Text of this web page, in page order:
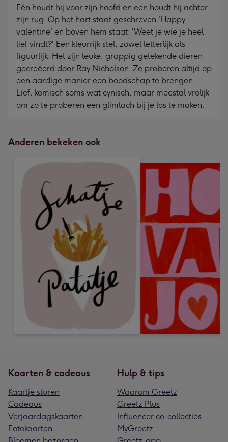
Eén houdt hij voor zijn hoofd en een houdt hij achter
zijn rug. Op het hart staat geschreven 'Happy
valentine' en boven hem staat: 'Weet je wie je heel
lief vindt?' Een kleurrijk stel, zowel letterlijk als
figuurlijk. Het zijn leuke, grappig getekende dieren
gecreëerd door Ray Nicholson. Ze proberen altijd op
een aardige manier een boodschap te brengen.
Lief, komisch soms wat cynisch, maar meestal vrolijk
om zo te proberen een glimlach bij je los te maken.
Anderen bekeken ook
Kaarten & cadeaus
Kaartje sturen
Cadeaus
Verjaardagskaarten
Fotokaarten
Hulp & tips
Waarom Greetz
Greetz Plus
Influencer co-collecties
MyGreetz